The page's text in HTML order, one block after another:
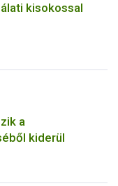
kisokossal
a
kiderül